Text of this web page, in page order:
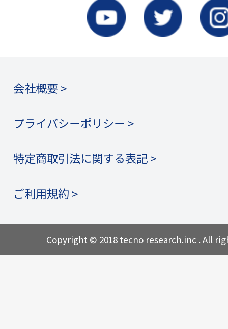
会社概要 >
プライバシーポリシー >
特定商取引法に関する表記 >
ご利用規約 >
Copyright © 2018 tecno research.inc . All